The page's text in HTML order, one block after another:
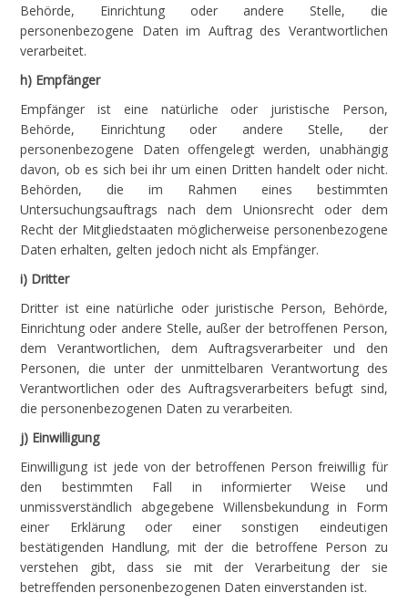
Behörde, Einrichtung oder andere Stelle, die
personenbezogene Daten im Auftrag des Verantwortlichen
verarbeitet.
h) Empfänger
Empfänger ist eine natürliche oder juristische Person,
Behörde, Einrichtung oder andere Stelle, der
personenbezogene Daten offengelegt werden, unabhängig
davon, ob es sich bei ihr um einen Dritten handelt oder nicht.
Behörden, die im Rahmen eines bestimmten
Untersuchungsauftrags nach dem Unionsrecht oder dem
Recht der Mitgliedstaaten möglicherweise personenbezogene
Daten erhalten, gelten jedoch nicht als Empfänger.
i) Dritter
Dritter ist eine natürliche oder juristische Person, Behörde,
Einrichtung oder andere Stelle, außer der betroffenen Person,
dem Verantwortlichen, dem Auftragsverarbeiter und den
Personen, die unter der unmittelbaren Verantwortung des
Verantwortlichen oder des Auftragsverarbeiters befugt sind,
die personenbezogenen Daten zu verarbeiten.
j) Einwilligung
Einwilligung ist jede von der betroffenen Person freiwillig für
den bestimmten Fall in informierter Weise und
unmissverständlich abgegebene Willensbekundung in Form
einer Erklärung oder einer sonstigen eindeutigen
bestätigenden Handlung, mit der die betroffene Person zu
verstehen gibt, dass sie mit der Verarbeitung der sie
betreffenden personenbezogenen Daten einverstanden ist.